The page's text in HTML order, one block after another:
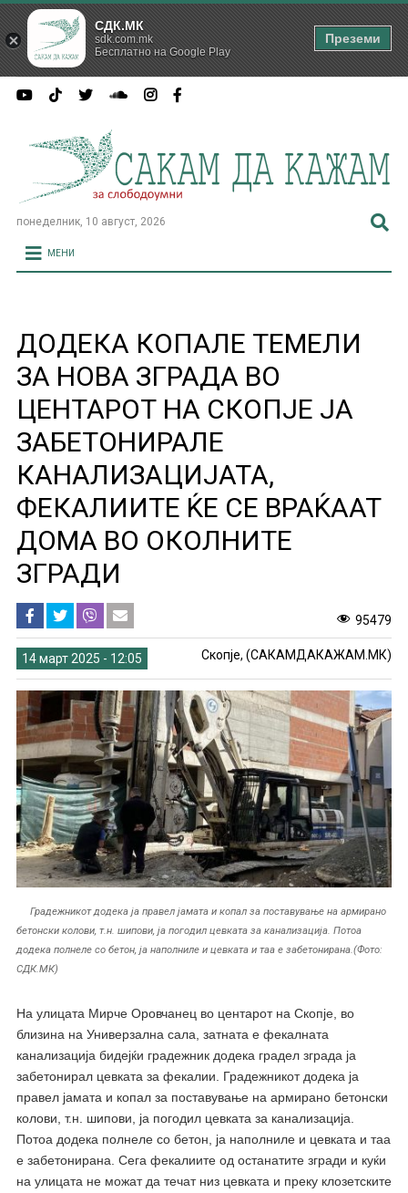
понеделник, 10 август, 2026
МЕНИ
ДОДЕКА КОПАЛЕ ТЕМЕЛИ
ЗА НОВА ЗГРАДА ВО
ЦЕНТАРОТ НА СКОПЈЕ ЈА
ЗАБЕТОНИРАЛЕ
КАНАЛИЗАЦИЈАТА,
ФЕКАЛИИТЕ ЌЕ СЕ ВРАЌААТ
ДОМА ВО ОКОЛНИТЕ
ЗГРАДИ
95479
14 март 2025 - 12:05 Скопје, (САКАМДАКАЖАМ.МК)
Градежникот додека ја правел јамата и копал за поставување на армирано
бетонски колови, т.н. шипови, ја погодил цевката за канализација. Потоа
додека полнеле со бетон, ја наполниле и цевката и таа е забетонирана.(Фото:
СДК.МК)
На улицата Мирче Оровчанец во центарот на Скопје, во
близина на Универзална сала, затната е фекалната
канализација бидејќи градежник додека градел зграда ја
забетонирал цевката за фекалии. Градежникот додека ја
правел јамата и копал за поставување на армирано бетонски
колови, т.н. шипови, ја погодил цевката за канализација.
Потоа додека полнеле со бетон, ја наполниле и цевката и таа
е забетонирана. Сега фекалиите од останатите згради и куќи
на улицата не можат да течат низ цевката и преку клозетските
СДК.МК
sdk.com.mk
Бесплатно на Google Play
Преземи